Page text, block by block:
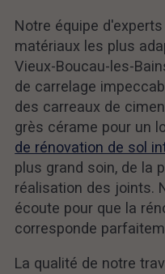
Notre équipe
matériaux les plus
Vieux-Boucau-les-
de carrelage
des carreaux de
grès cérame pour un
de rénovation de sol
plus grand soin, de la
réalisation des joints.
écoute pour que la
corresponde
La qualité de notre